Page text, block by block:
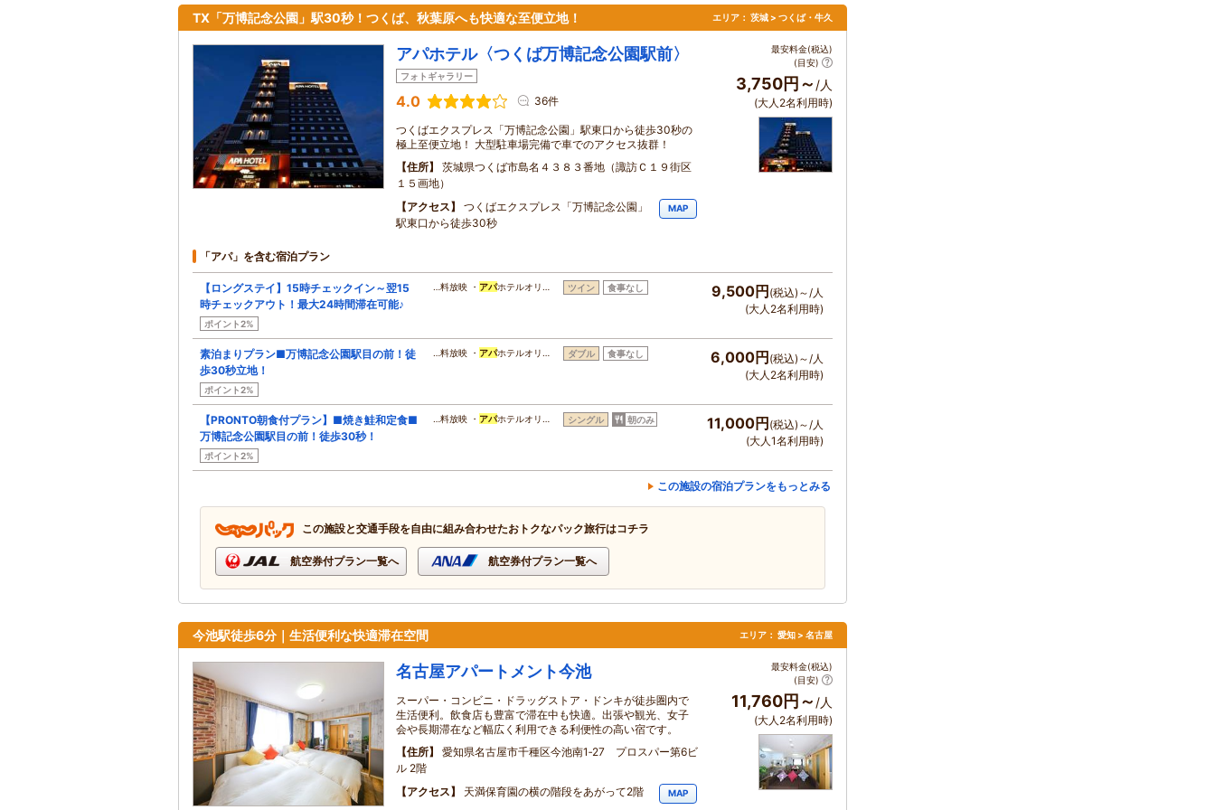
TX「万博記念公園」駅30秒！つくば、秋葉原へも快適な至便立地！ エリア： 茨城 > つくば・牛久
アパホテル〈つくば万博記念公園駅前〉
フォトギャラリー
4.0 36件
つくばエクスプレス「万博記念公園」駅東口から徒歩30秒の
極上至便立地！ 大型駐車場完備で車でのアクセス抜群！
住所
茨城県つくば市島名４３８３番地（諏訪Ｃ１９街区
１５画地）
アクセス
つくばエクスプレス「万博記念公園」
駅東口から徒歩30秒
MAP
最安料金(税込)
(目安)
3,750円～/人
(大人2名利用時)
「アパ」を含む宿泊プラン
【ロングステイ】15時チェックイン～翌15
時チェックアウト！最大24時間滞在可能♪
ポイント2%
…料放映 ・ アパホテルオリ… ツイン 食事なし 9,500円 (税込)～/人
(大人2名利用時)
素泊まりプラン■万博記念公園駅目の前！徒
歩30秒立地！
ポイント2%
…料放映 ・ アパホテルオリ… ダブル 食事なし 6,000円 (税込)～/人
(大人2名利用時)
【PRONTO朝食付プラン】■焼き鮭和定食■
万博記念公園駅目の前！徒歩30秒！
ポイント2%
…料放映 ・ アパホテルオリ… シングル 朝のみ 11,000円 (税込)～/人
(大人1名利用時)
この施設の宿泊プランをもっとみる
この施設と交通手段を自由に組み合わせたおトクなパック旅行はコチラ
航空券付プラン一覧へ 航空券付プラン一覧へ
今池駅徒歩6分｜生活便利な快適滞在空間 エリア： 愛知 > 名古屋
名古屋アパートメント今池
スーパー・コンビニ・ドラッグストア・ドンキが徒歩圏内で
生活便利。飲食店も豊富で滞在中も快適。出張や観光、女子
会や長期滞在など幅広く利用できる利便性の高い宿です。
住所
愛知県名古屋市千種区今池南1‐27 プロスパー第6ビ
ル 2階
アクセス
天満保育園の横の階段をあがって2階 MAP
最安料金(税込)
(目安)
11,760円～ /人
(大人2名利用時)